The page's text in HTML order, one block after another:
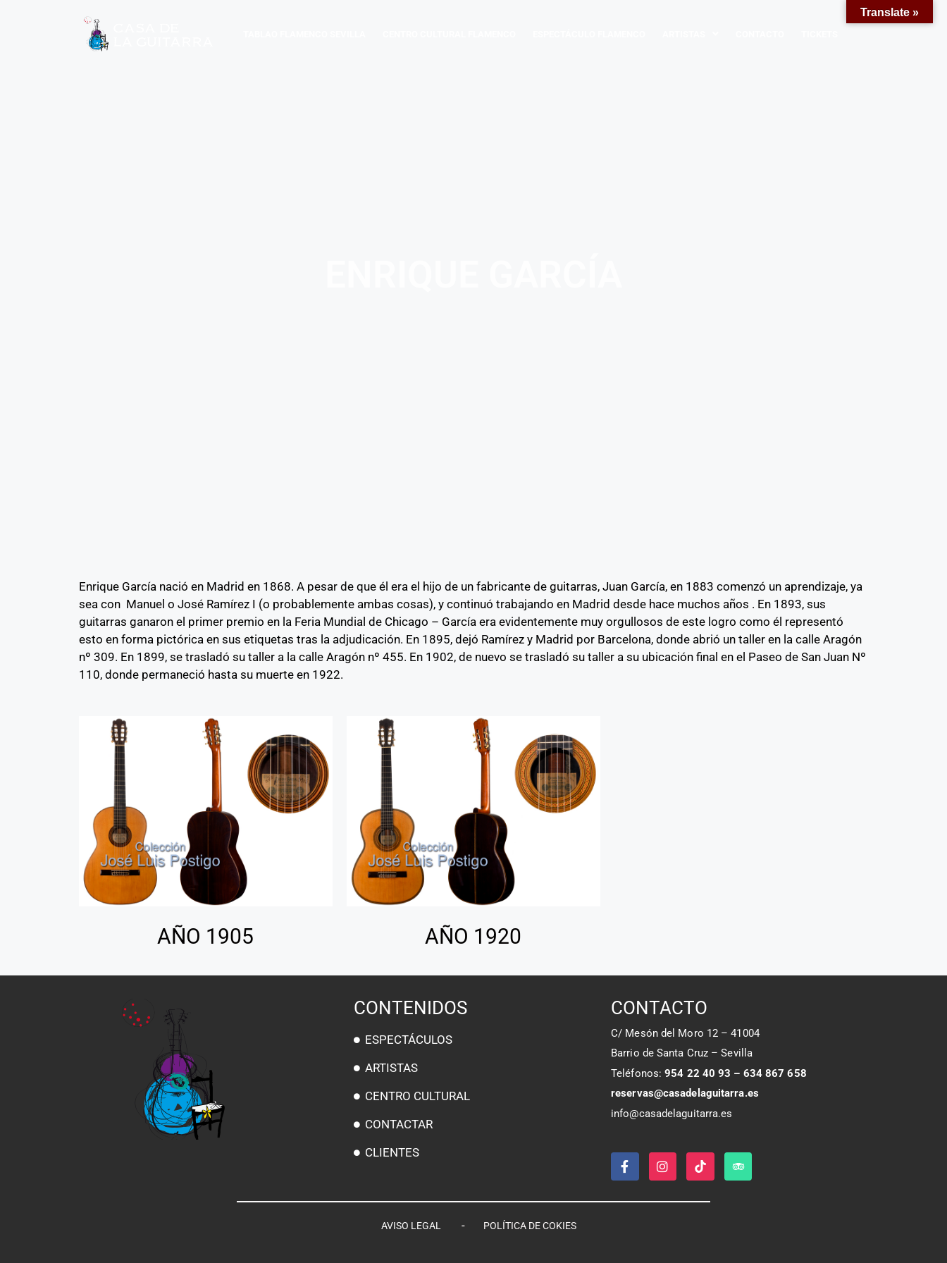
Enrique García nació en Madrid en 1868. A pesar de que él era el hijo de un fabricante de guitarras, Juan García, en 1883 comenzó un aprendizaje, ya
sea con Manuel o José Ramírez I (o probablemente ambas cosas), y continuó trabajando en Madrid desde hace muchos años . En 1893, sus
guitarras ganaron el primer premio en la Feria Mundial de Chicago – García era evidentemente muy orgullosos de este logro como él representó
esto en forma pictórica en sus etiquetas tras la adjudicación. En 1895, dejó Ramírez y Madrid por Barcelona, donde abrió un taller en la calle Aragón
nº 309. En 1899, se trasladó su taller a la calle Aragón nº 455. En 1902, de nuevo se trasladó su taller a su ubicación final en el Paseo de San Juan Nº
110, donde permaneció hasta su muerte en 1922.
AÑO 1905 AÑO 1920
CONTENIDOS
ESPECTÁCULOS
ARTISTAS
CENTRO CULTURAL
CONTACTAR
CLIENTES
CONTACTO
C/ Mesón del Moro 12 – 41004
Barrio de Santa Cruz – Sevilla
Teléfonos:954 22 40 93 – 634 867 658
reservas@casadelaguitarra.es
info@casadelaguitarra.es
AVISO LEGAL - POLÍTICA DE COKIES
Translate »